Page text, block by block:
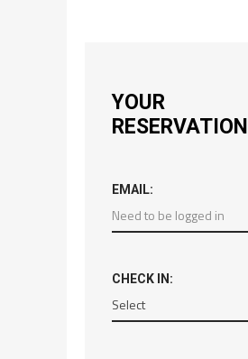
YOUR
RESERVATION
EMAIL:
CHECK IN: